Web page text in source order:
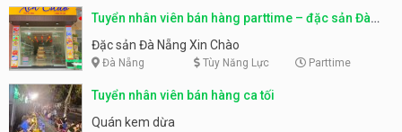
Tuyển nhân viên bán hàng parttime – đặc sản Đà
Nẵng
Đặc sản Đà Nẵng Xin Chào
Đà Nẵng Tùy Năng Lực Parttime
Tuyển nhân viên bán hàng ca tối
Quán kem dừa